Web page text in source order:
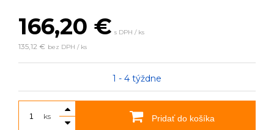
166,20 € s DPH / ks
135,12 € bez DPH / ks
1 - 4 týždne
ks Pridať do košíka